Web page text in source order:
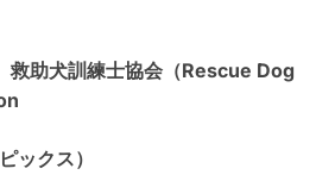
助犬訓練士協会（Rescue Dog
ックス）